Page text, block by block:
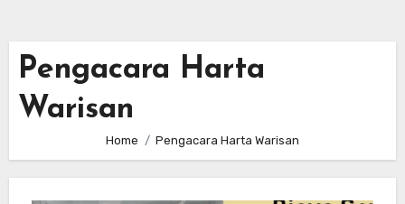
Pengacara Harta
Warisan
Home Pengacara Harta Warisan